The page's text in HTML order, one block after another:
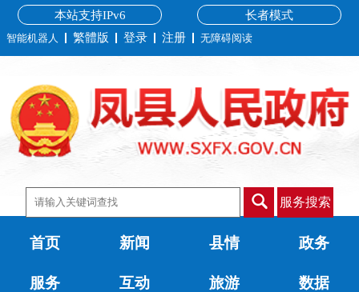
长者模式
本站支持IPv6
智能机器人 繁體版 登录 注册 无障碍阅读
服务搜索
首页 新闻 县情 政务
服务 互动 旅游 数据